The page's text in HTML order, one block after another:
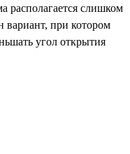
располагается слишком
вариант, при котором
угол открытия